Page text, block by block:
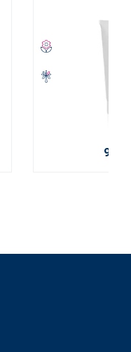
9,20